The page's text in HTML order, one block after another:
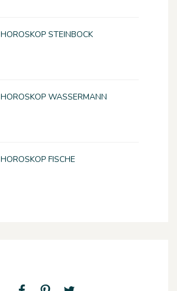
HOROSKOP STEINBOCK
HOROSKOP WASSERMANN
HOROSKOP FISCHE